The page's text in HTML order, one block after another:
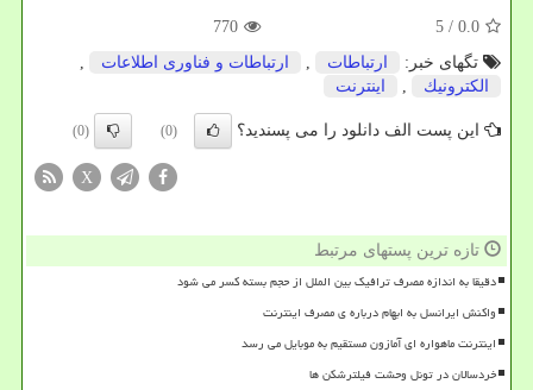
0.0
/ 5
770
تگهای خبر:
ارتباطات , ارتباطات و فناوری اطلاعات
,
الكترونیك
, اینترنت
این پست الف دانلود را می پسندید؟ (0)
(0)
X
تازه ترین پستهای مرتبط
دقیقا به اندازه مصرف ترافیک بین الملل از حجم بسته کسر می شود
واکنش ایرانسل به ابهام درباره ی مصرف اینترنت
اینترنت ماهواره ای آمازون مستقیم به موبایل می رسد
خردسالان در تونل وحشت فیلترشکن ها